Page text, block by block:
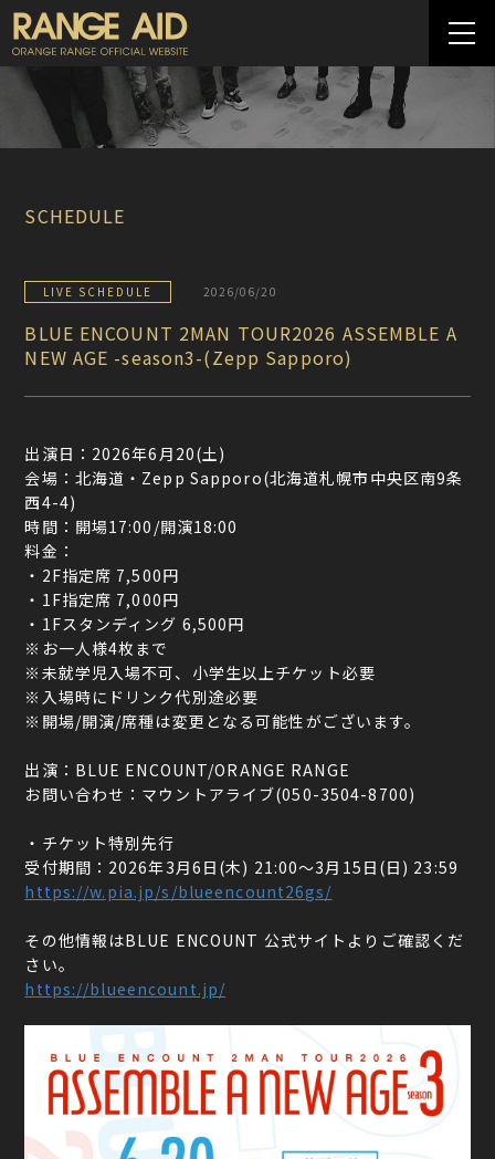
SCHEDULE
LIVE SCHEDULE 2026/06/20
BLUE ENCOUNT 2MAN TOUR2026 ASSEMBLE A
NEW AGE -season3-(Zepp Sapporo)
出演日：2026年6月20(土)
会場：北海道・Zepp Sapporo(北海道札幌市中央区南9条
⻄4-4)
時間：開場17:00/開演18:00
料金：
・2F指定席 7,500円
・1F指定席 7,000円
・1Fスタンディング 6,500円
※お一人様4枚まで
※未就学児入場不可、小学生以上チケット必要
※入場時にドリンク代別途必要
※開場/開演/席種は変更となる可能性がございます。
出演：BLUE ENCOUNT/ORANGE RANGE
お問い合わせ：マウントアライブ(050-3504-8700)
・チケット特別先行
受付期間：2026年3月6日(木) 21:00〜3月15日(日) 23:59
https://w.pia.jp/s/blueencount26gs/
その他情報はBLUE ENCOUNT 公式サイトよりご確認くだ
さい。
https://blueencount.jp/